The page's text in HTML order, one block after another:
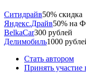
Ситидрайв50% скидка
Яндекс.Драйв50% на
BelkaCar300 рублей
Делимобиль1000
Стать автором
Принять участие